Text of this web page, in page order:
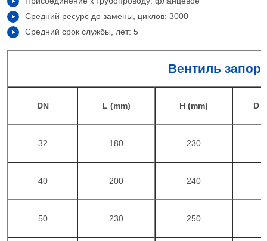
Средний ресурс до замены, циклов: 3000
Средний срок службы, лет: 5
Вентиль
DN L (mm) H (mm) D
32 180 230
40 200 240
50 230 250